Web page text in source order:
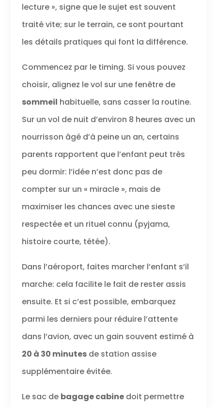
lecture », signe que le sujet est souvent
traité vite; sur le terrain, ce sont pourtant
les détails pratiques qui font la différence.
Commencez par le timing. Si vous pouvez
choisir, alignez le vol sur une fenêtre de
sommeil habituelle, sans casser la routine.
Sur un vol de nuit d’environ 8 heures avec un
nourrisson âgé d’à peine un an, certains
parents rapportent que l’enfant peut très
peu dormir: l’idée n’est donc pas de
compter sur un « miracle », mais de
maximiser les chances avec une sieste
respectée et un rituel connu (pyjama,
histoire courte, tétée).
Dans l’aéroport, faites marcher l’enfant s’il
marche: cela facilite le fait de rester assis
ensuite. Et si c’est possible, embarquez
parmi les derniers pour réduire l’attente
dans l’avion, avec un gain souvent estimé à
20 à 30 minutesde station assise
supplémentaire évitée.
Le sac de bagage cabinedoit permettre